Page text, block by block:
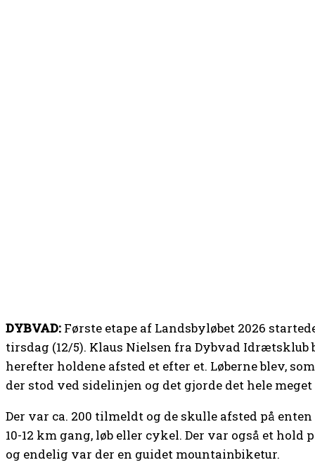
DYBVAD: Første etape af Landsbyløbet 2026
tirsdag (12/5). Klaus Nielsen fra Dybvad Idrætsklub
herefter holdene afsted et efter et. Løberne blev,
der stod ved sidelinjen og det gjorde det hele
Der var ca. 200 tilmeldt og de skulle afsted på
10-12 km gang, løb eller cykel. Der var også et
og endelig var der en guidet mountainbiketur.